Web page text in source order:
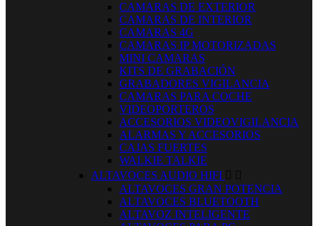
CAMARAS DE EXTERIOR
CAMARAS DE INTERIOR
CAMARAS 4G
CAMARAS IP MOTORIZADAS
MINI CAMARAS
KITS DE GRABACIÓN
GRABADORES VIGILANCIA
CAMARAS PARA COCHE
VIDEOPORTEROS
ACCESORIOS VIDEOVIGILANCIA
ALARMAS Y ACCESORIOS
CAJAS FUERTES
WALKIE TALKIE
ALTAVOCES AUDIO HIFI  
ALTAVOCES GRAN POTENCIA
ALTAVOCES BLUETOOTH
ALTAVOZ INTELIGENTE